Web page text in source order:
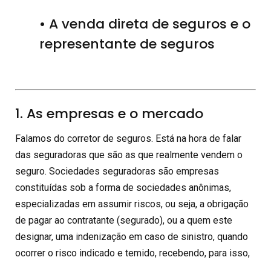
• A venda direta de seguros e o
representante de seguros
1. As empresas e o mercado
Falamos do corretor de seguros. Está na hora de falar
das seguradoras que são as que realmente vendem o
seguro. Sociedades seguradoras são empresas
constituídas sob a forma de sociedades anônimas,
especializadas em assumir riscos, ou seja, a obrigação
de pagar ao contratante (segurado), ou a quem este
designar, uma indenização em caso de sinistro, quando
ocorrer o risco indicado e temido, recebendo, para isso,